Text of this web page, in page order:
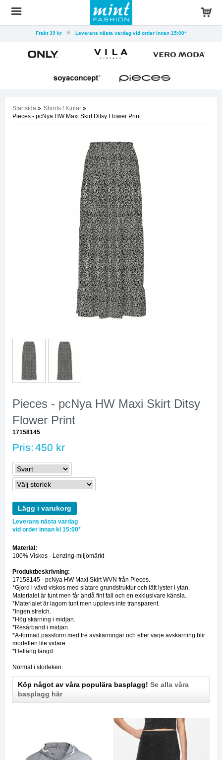
Frakt 39 kr Leverans nästa vardag vid order innan 15:00*
Startsida » Shorts / Kjolar »
Pieces - pcNya HW Maxi Skirt Ditsy Flower Print
Pieces - pcNya HW Maxi Skirt Ditsy
Flower Print
17158145
Pris: 450 kr
Lägg i varukorg
Leverans nästa vardag
vid order innan kl 15:00*
Material:
100% Viskos - Lenzing-miljömärkt
Produktbeskrivning:
17158145 - pcNya HW Maxi Skirt WVN från Pieces.
*Gjord i vävd viskos med slätare grundstruktur och lätt lyster i ytan.
Materialet är tunt men får ändå fint fall och en exklusivare känsla.
*Materialet är lagom tunt men upplevs inte transparent.
*Ingen stretch.
*Hög skärning i midjan.
*Resårband i midjan.
*A-formad passform med tre avskärningar och efter varje avskärning blir
modellen lite vidare.
*Hellång längd.
Normal i storleken.
Köp något av våra populära basplagg! Se alla våra
basplagg här